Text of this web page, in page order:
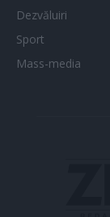
Dezvăluiri
Sport
Mass-media